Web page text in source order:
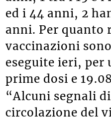
ed i 44 anni, 2
anni. Per quanto
vaccinazioni
eseguite ieri, per
prime dosi e
“Alcuni segnali
circolazione del